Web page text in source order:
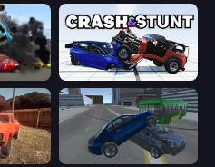
2 Crash & Stunt
Offroader V6